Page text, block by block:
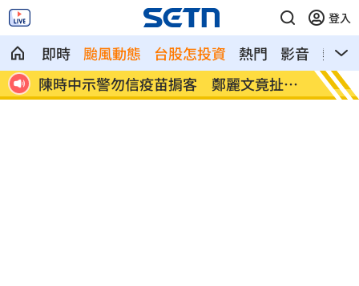
登入
即時 颱風動態 台股怎投資 熱門 影音
熱搜
這
28歲女星無預警生了 閃婚2年迎愛的結
晶
它是
便